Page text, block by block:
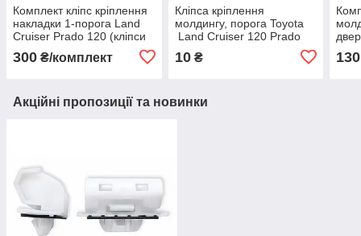
Комплект кліпс кріплення
накладки 1-порога Land
Cruiser Prado 120 (кліпси
300 ₴/комплект
Кліпса кріплення
молдингу, порога Toyota
Land Cruiser 120 Prado
(ЕОМ:75493-60020)
10₴ 130
Акційні пропозиції та новинки